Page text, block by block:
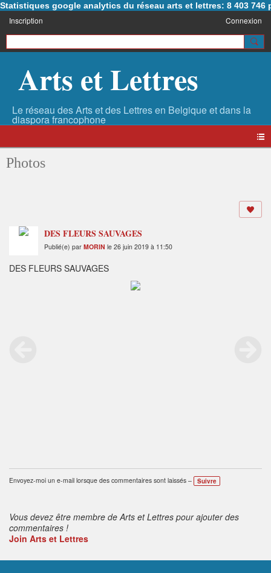
Statistiques google analytics du réseau arts et lettres: 8 403 746
Inscription Connexion
Arts et Lettres
Photos
DES FLEURS SAUVAGES
Publié(e) par MORIN le 26 juin 2019 à 11:50
DES FLEURS SAUVAGES
Envoyez-moi un e-mail lorsque des commentaires sont laissés – Suivre
Vous devez être membre de Arts et Lettres pour ajouter des
commentaires !
Join Arts et Lettres